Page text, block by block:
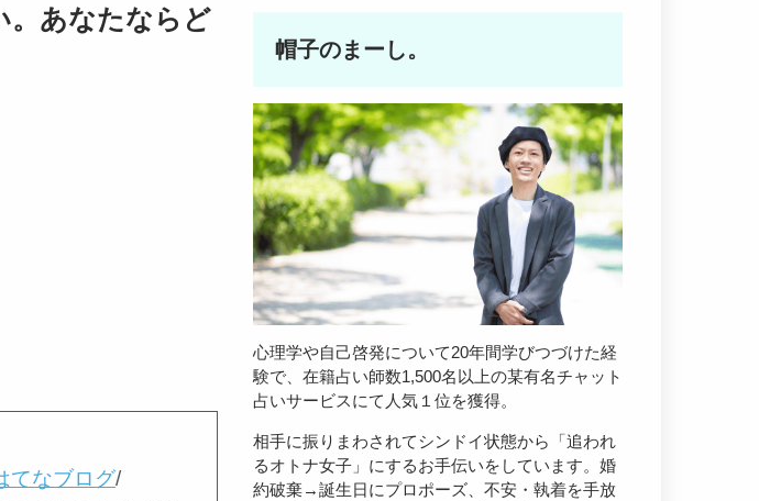
。あなたならど
てなブログ/
帽子のまーし。
心理学や自己啓発について20年間学びつづけた経
験で、在籍占い師数1,500名以上の某有名チャット
占いサービスにて人気１位を獲得。
相手に振りまわされてシンドイ状態から「追われ
るオトナ女子」にするお手伝いをしています。婚
約破棄→誕生日にプロポーズ、不安・執着を手放